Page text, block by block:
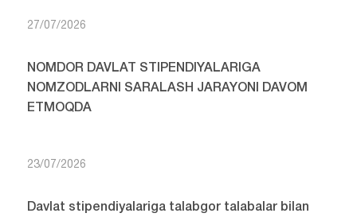
27/07/2026
NOMDOR DAVLAT STIPENDIYALARIGA
NOMZODLARNI SARALASH JARAYONI DAVOM
ETMOQDA
23/07/2026
Davlat stipendiyalariga talabgor talabalar bilan